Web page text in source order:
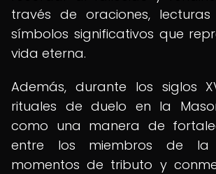
través de oraciones,
símbolos significativos que
vida eterna.
Además, durante los siglos
rituales de duelo en la
como una manera de
entre los miembros de la
momentos de tributo y